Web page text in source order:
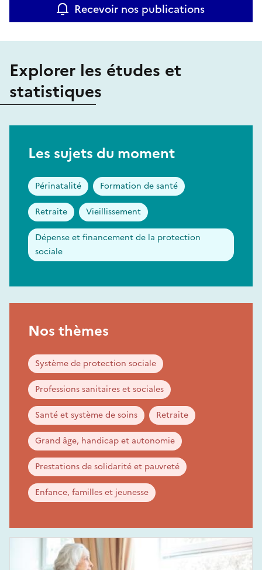
Recevoir nos publications
Explorer les études et
statistiques
Les sujets du moment
Périnatalité Formation de santé
Retraite Vieillissement
Dépense et financement de la protection
sociale
Nos thèmes
Système de protection sociale
Professions sanitaires et sociales
Santé et système de soins Retraite
Grand âge, handicap et autonomie
Prestations de solidarité et pauvreté
Enfance, familles et jeunesse